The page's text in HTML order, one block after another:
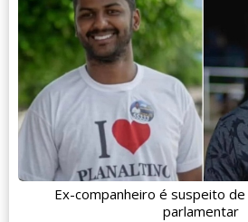
Ex-companheiro é suspeito
parlamentar